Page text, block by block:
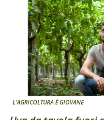
L'AGRICOLTURA È GIOVANE